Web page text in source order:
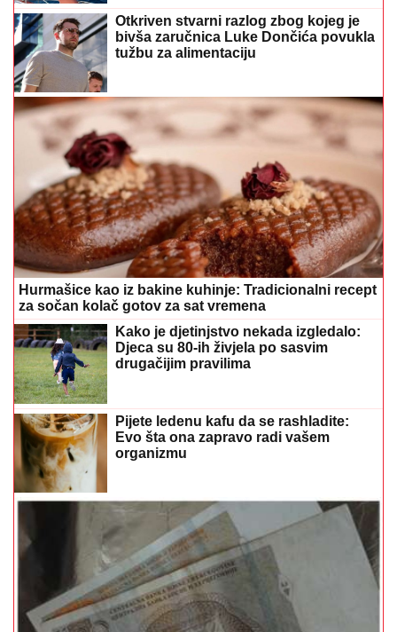
Otkriven stvarni razlog zbog kojeg je
bivša zaručnica Luke Dončića povukla
tužbu za alimentaciju
Hurmašice kao iz bakine kuhinje: Tradicionalni recept
za sočan kolač gotov za sat vremena
Kako je djetinjstvo nekada izgledalo:
Djeca su 80-ih živjela po sasvim
drugačijim pravilima
Pijete ledenu kafu da se rashladite:
Evo šta ona zapravo radi vašem
organizmu